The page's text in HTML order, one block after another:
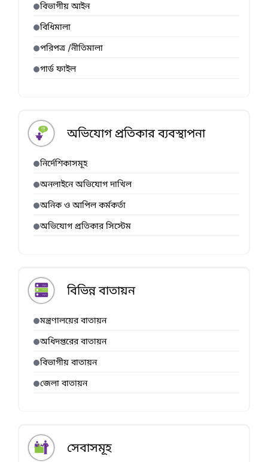
বিভাগীয় আইন
বিধিমালা
পরিপত্র /নীতিমালা
গার্ড ফাইল
অভিযোগ প্রতিকার ব্যবস্থাপনা
নির্দেশিকাসমূহ
অনলাইনে অভিযোগ দাখিল
অনিক ও আপিল কর্মকর্তা
অভিযোগ প্রতিকার সিস্টেম
বিভিন্ন বাতায়ন
মন্ত্রণালয়ের বাতায়ন
অধিদপ্তরের বাতায়ন
বিভাগীয় বাতায়ন
জেলা বাতায়ন
সেবাসমূহ